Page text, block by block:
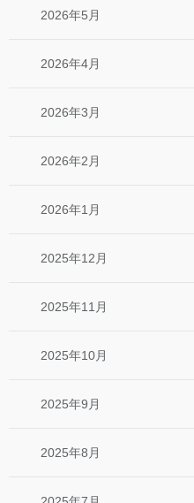
2026年5月
2026年4月
2026年3月
2026年2月
2026年1月
2025年12月
2025年11月
2025年10月
2025年9月
2025年8月